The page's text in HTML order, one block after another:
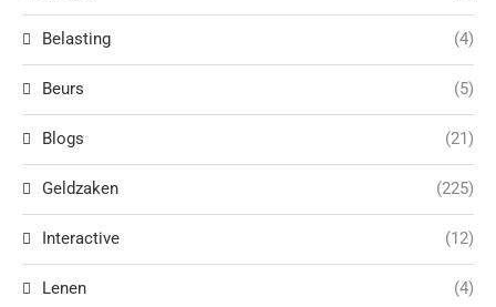
Belasting (4)
Beurs (5)
Blogs (21)
Geldzaken (225)
Interactive (12)
Lenen (4)